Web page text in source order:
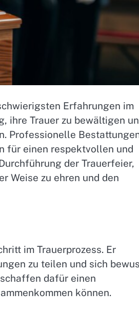
Erfahrungen im
ihre Trauer zu bewältigen
Professionelle
für einen respektvollen und
der Trauerfeier,
Weise zu ehren und den
im Trauerprozess. Er
zu teilen und sich
dafür einen
können.